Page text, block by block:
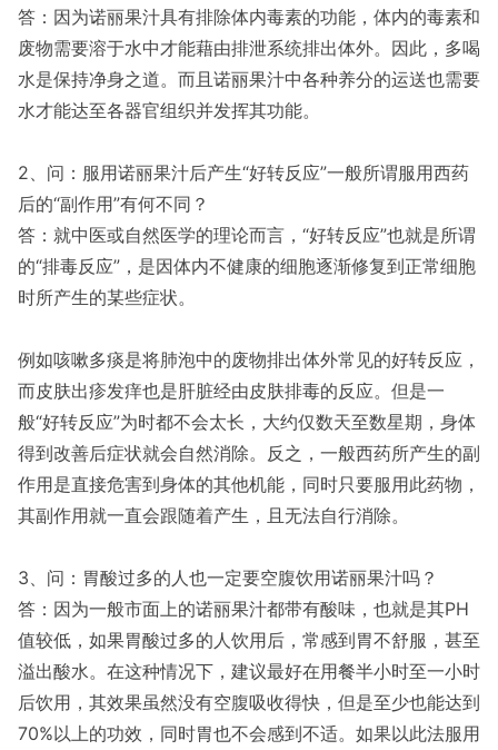
答：因为诺丽果汁具有排除体内毒素的功能，体内的毒素和
废物需要溶于水中才能藉由排泄系统排出体外。因此，多喝
水是保持净身之道。而且诺丽果汁中各种养分的运送也需要
水才能达至各器官组织并发挥其功能。
2、问：服用诺丽果汁后产生“好转反应”一般所谓服用西药
后的“副作用”有何不同？
答：就中医或自然医学的理论而言，“好转反应”也就是所谓
的“排毒反应”，是因体内不健康的细胞逐渐修复到正常细胞
时所产生的某些症状。
例如咳嗽多痰是将肺泡中的废物排出体外常见的好转反应，
而皮肤出疹发痒也是肝脏经由皮肤排毒的反应。但是一
般“好转反应”为时都不会太长，大约仅数天至数星期，身体
得到改善后症状就会自然消除。反之，一般西药所产生的副
作用是直接危害到身体的其他机能，同时只要服用此药物，
其副作用就一直会跟随着产生，且无法自行消除。
3、问：胃酸过多的人也一定要空腹饮用诺丽果汁吗？
答：因为一般市面上的诺丽果汁都带有酸味，也就是其PH
值较低，如果胃酸过多的人饮用后，常感到胃不舒服，甚至
溢出酸水。在这种情况下，建议最好在用餐半小时至一小时
后饮用，其效果虽然没有空腹吸收得快，但是至少也能达到
70%以上的功效，同时胃也不会感到不适。如果以此法服用